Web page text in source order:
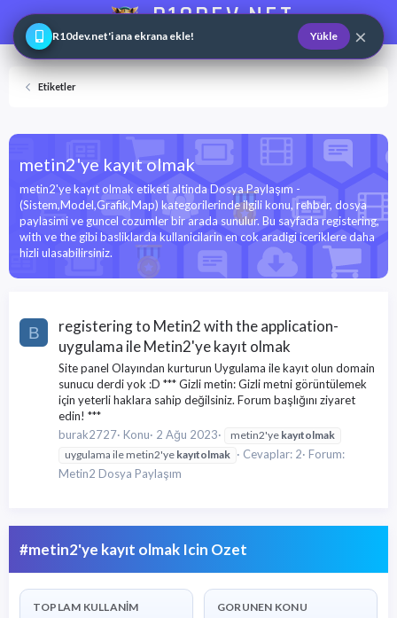
R10DEV.NET
Web ve Game Master
Etiketler
metin2'ye kayıt olmak
metin2'ye kayıt olmak etiketi altinda Dosya Paylaşım -
(Sistem,Model,Grafik,Map) kategorilerinde ilgili konu, rehber, dosya
paylasimi ve guncel cozumler bir arada sunulur. Bu sayfada registering,
with ve the gibi basliklarda kullanicilarin en cok aradigi iceriklere daha
hizli ulasabilirsiniz.
B
registering to Metin2 with the application-
uygulama ile Metin2'ye kayıt olmak
Site panel Olayından kurturun Uygulama ile kayıt olun domain
sunucu derdi yok :D *** Gizli metin: Gizli metni görüntülemek
için yeterli haklara sahip değilsiniz. Forum başlığını ziyaret
edin! ***
burak2727 Konu 2 Ağu 2023 metin2'ye kayıtolmak
uygulama ile metin2'ye kayıtolmak Cevaplar: 2 Forum:
Metin2 Dosya Paylaşım
#metin2'ye kayıt olmak Icin Ozet
TOPLAM KULLANIM GORUNEN KONU
R10dev.net'i ana ekrana ekle! Yükle ×